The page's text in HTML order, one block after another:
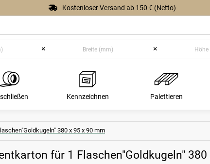
Kostenloser Versand ab 150 € (Netto)
× ×
Kennzeichnen Palettieren
380 x 95 x 90 mm
für 1 Flaschen"Goldkugeln" 380